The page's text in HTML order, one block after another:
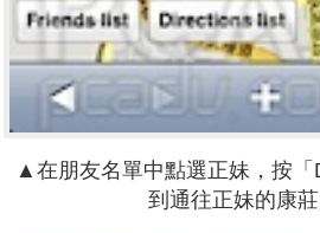
▲在朋友名單中點選正妹，按
到通往正妹的康莊